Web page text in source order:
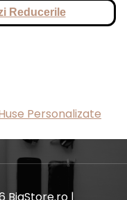
Reducerile
Personalizate